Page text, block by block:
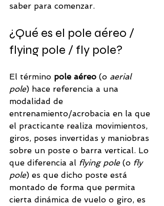
saber para comenzar.
¿Qué es el pole aéreo /
flying pole / fly pole?
El término pole aéreo (o aerial
pole) hace referencia a una
modalidad de
entrenamiento/acrobacia en la que
el practicante realiza movimientos,
giros, poses invertidas y maniobras
sobre un poste o barra vertical. Lo
que diferencia al flying pole (o fly
pole) es que dicho poste está
montado de forma que permita
cierta dinámica de vuelo o giro, es